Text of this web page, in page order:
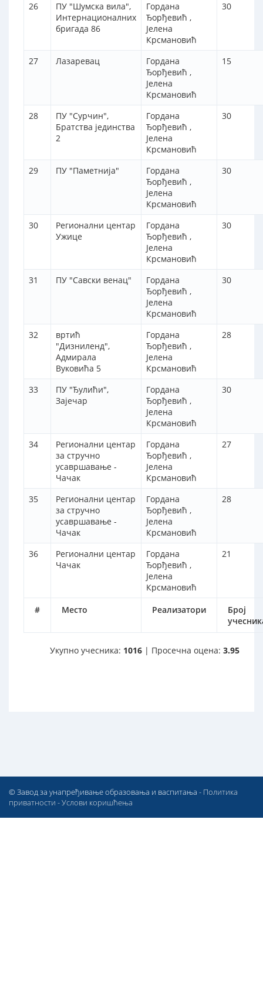
# Место Реализатори
Број
26
ПУ "Шумска вила",
Интернационалних
бригада 86
Гордана
Ђорђевић ,
Јелена
Крсмановић
30
27 Лазаревац
Гордана
Ђорђевић ,
Јелена
Крсмановић
15
28
ПУ "Сурчин",
Братства јединства
2
Гордана
Ђорђевић ,
Јелена
Крсмановић
30
29 ПУ "Паметнија"
Гордана
Ђорђевић ,
Јелена
Крсмановић
30
30
Регионални центар
Ужице
Гордана
Ђорђевић ,
Јелена
Крсмановић
30
31 ПУ "Савски венац"
Гордана
Ђорђевић ,
Јелена
Крсмановић
30
32
вртић
"Дизниленд",
Адмирала
Вуковића 5
Гордана
Ђорђевић ,
Јелена
Крсмановић
28
33
ПУ "Ђулићи",
Зајечар
Гордана
Ђорђевић ,
Јелена
Крсмановић
30
34
Регионални центар
за стручно
усавршавање -
Чачак
Гордана
Ђорђевић ,
Јелена
Крсмановић
27
35
Регионални центар
за стручно
усавршавање -
Чачак
Гордана
Ђорђевић ,
Јелена
Крсмановић
28
36
Регионални центар
Чачак
Гордана
Ђорђевић ,
Јелена
Крсмановић
21
Укупно учесника: 1016 | Просечна оцена: 3.95
© Завод за унапређивање образовања и васпитања - Политика
приватности -Услови коришћења